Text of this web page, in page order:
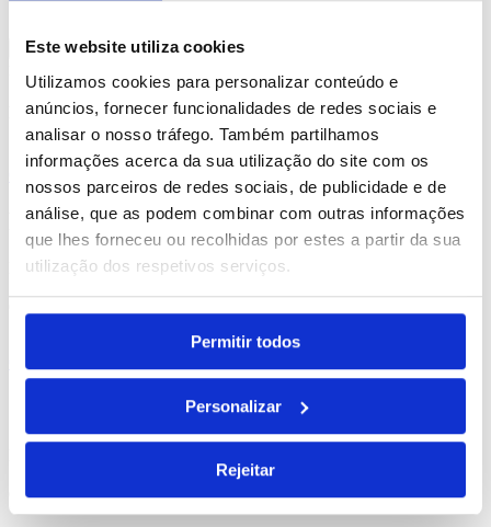
Este website utiliza cookies
Utilizamos cookies para personalizar conteúdo e
anúncios, fornecer funcionalidades de redes sociais e
analisar o nosso tráfego. Também partilhamos
informações acerca da sua utilização do site com os
nossos parceiros de redes sociais, de publicidade e de
análise, que as podem combinar com outras informações
que lhes forneceu ou recolhidas por estes a partir da sua
utilização dos respetivos serviços.
Permitir todos
Personalizar
Rejeitar
Produtos Relacionados
Parrot
REF. BI-PS-91940
Comprar
desde